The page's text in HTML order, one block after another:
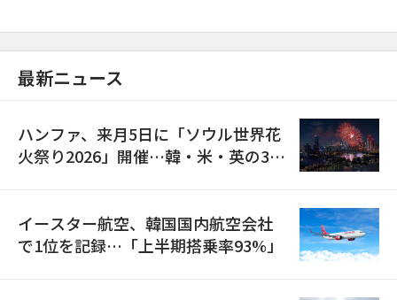
最新ニュース
ハンファ、来月5日に「ソウル世界花
火祭り2026」開催…韓・米・英の3カ
イースター航空、韓国国内航空会社
で1位を記録…「上半期搭乗率93%」